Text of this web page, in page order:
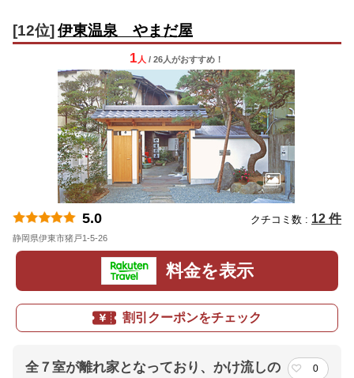
[12位] 伊東温泉 やまだ屋
1 人 / 26人がおすすめ！
5.0 クチコミ数 : 12 件
静岡県伊東市猪戸1-5-26
料金を表示
割引クーポンをチェック
全７室が離れ家となっており、かけ流しの
0